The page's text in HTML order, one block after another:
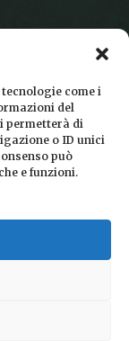
come i
del
permetterà di
o ID unici
può
e funzioni.